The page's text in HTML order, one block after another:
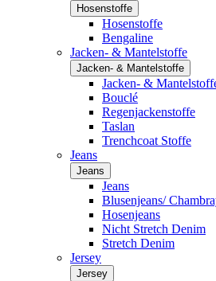
Hosenstoffe
Hosenstoffe
Bengaline
Jacken- & Mantelstoffe
Jacken- & Mantelstoffe
Jacken- &
Bouclé
Regenjackenstoffe
Taslan
Trenchcoat Stoffe
Jeans
Jeans
Jeans
Blusenjeans/
Hosenjeans
Nicht Stretch Denim
Stretch Denim
Jersey
Jersey